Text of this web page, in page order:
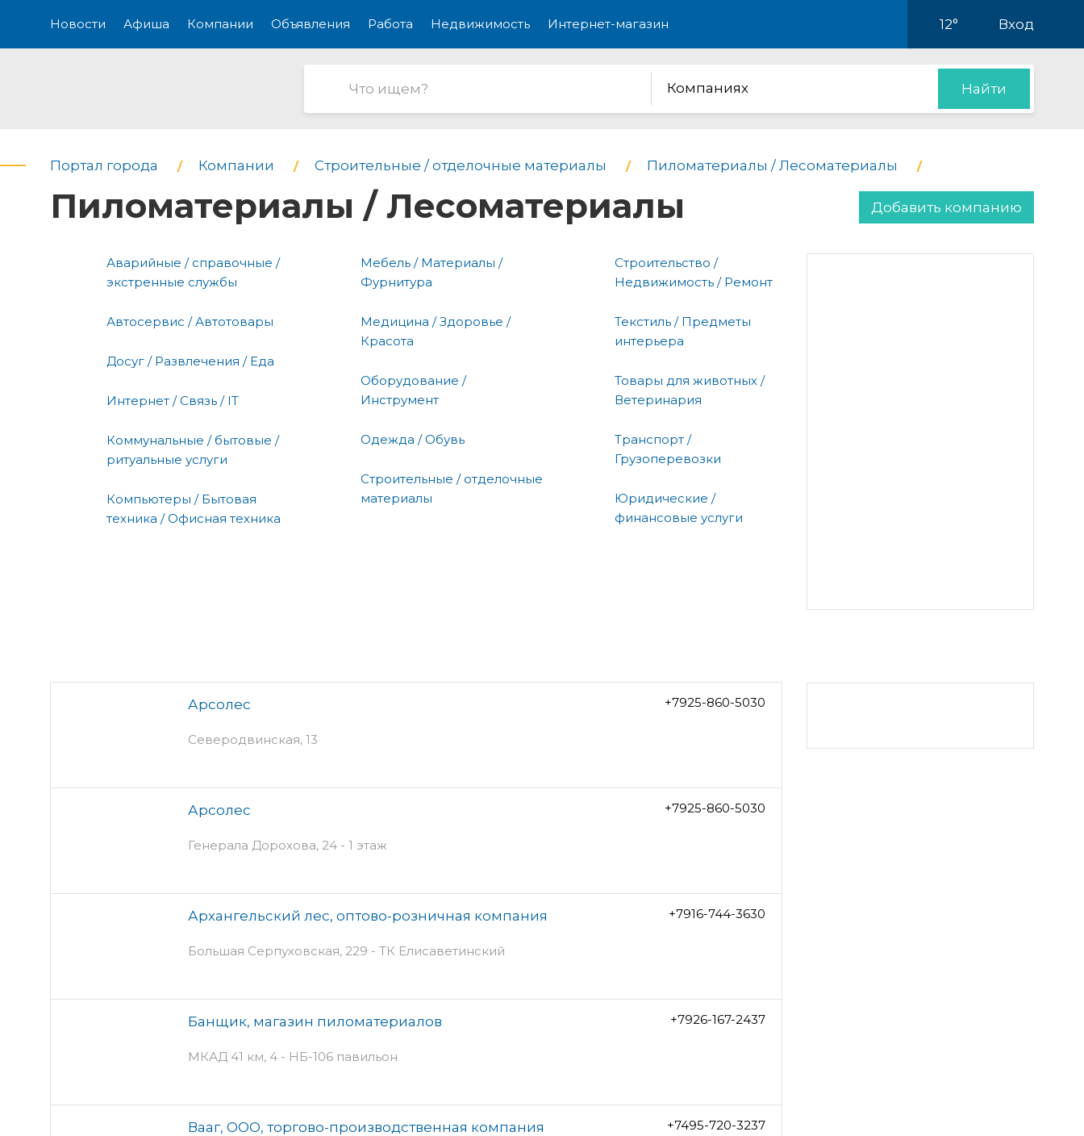
Новости Афиша Компании Объявления Работа Недвижимость Интернет-магазин 12° Вход
Компаниях Найти
Портал города Компании Строительные / отделочные материалы Пиломатериалы / Лесоматериалы
Пиломатериалы / Лесоматериалы Добавить компанию
Аварийные / справочные /
экстренные службы
Автосервис / Автотовары
Досуг / Развлечения / Еда
Интернет / Связь / IT
Коммунальные / бытовые /
ритуальные услуги
Компьютеры / Бытовая
техника / Офисная техника
Мебель / Материалы /
Фурнитура
Медицина / Здоровье /
Красота
Оборудование /
Инструмент
Одежда / Обувь
Строительные / отделочные
материалы
Строительство /
Недвижимость / Ремонт
Текстиль / Предметы
интерьера
Товары для животных /
Ветеринария
Транспорт /
Грузоперевозки
Юридические /
финансовые услуги
Арсолес
Северодвинская, 13
+7925-860-5030
Арсолес
Генерала Дорохова, 24 - 1 этаж
+7925-860-5030
Архангельский лес, оптово-розничная компания
Большая Серпуховская, 229 - ТК Елисаветинский
+7916-744-3630
Банщик, магазин пиломатериалов
МКАД 41 км, 4 - НБ-106 павильон
+7926-167-2437
Вааг, ООО, торгово-производственная компания +7495-720-3237